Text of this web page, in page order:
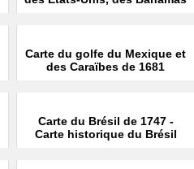
Carte du golfe du Mexique et
des Caraïbes de 1681
Carte du Brésil de 1747 -
Carte historique du Brésil